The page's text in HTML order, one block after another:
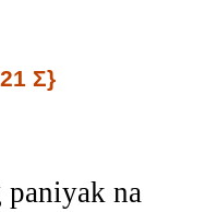
Σ}
na